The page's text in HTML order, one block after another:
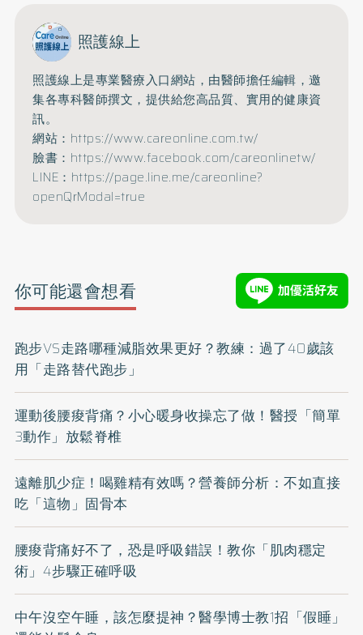
照護線上
照護線上是專業醫療入口網站，由醫師擔任編輯，邀
集各專科醫師撰文，提供給您高品質、實用的健康資
訊。
網站：https://www.careonline.com.tw/
臉書：https://www.facebook.com/careonlinetw/
LINE：https://page.line.me/careonline?
openQrModal=true
你可能還會想看
跑步VS走路哪種減脂效果更好？教練：過了40歲該
用「走路替代跑步」
運動後腰痠背痛？小心暖身收操忘了做！醫授「簡單
3動作」放鬆脊椎
遠離肌少症！喝雞精有效嗎？營養師分析：不如直接
吃「這物」固骨本
腰痠背痛好不了，恐是呼吸錯誤！教你「肌肉穩定
術」4步驟正確呼吸
中午沒空午睡，該怎麼提神？醫學博士教1招「假睡」